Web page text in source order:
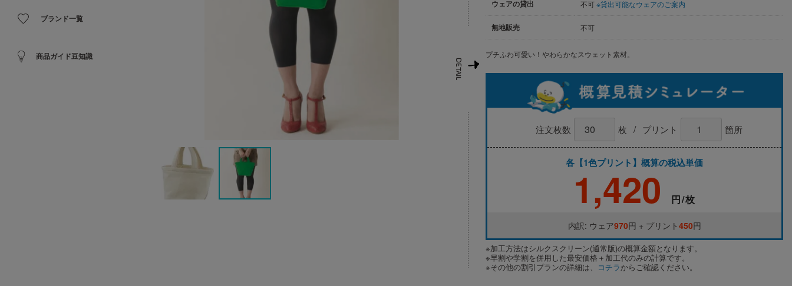
ブランド一覧
商品ガイド豆知識
ウェアの貸出 不可※貸出可能なウェアのご案内
無地販売 不可
プチふわ可愛い！やわらかなスウェット素材。
注文枚数 枚 / プリント 箇所
各【1色プリント】概算の税込単価
1,420 円/枚
内訳: ウェア970円 + プリント450円
※加工方法はシルクスクリーン(通常版)の概算金額となります。
※早割や学割を併用した最安価格＋加工代のみの計算です。
※その他の割引プランの詳細は、 コチラからご確認ください。